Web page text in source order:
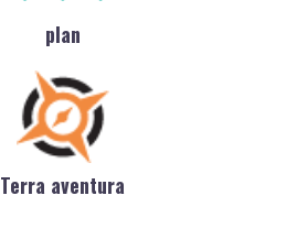
plan
Terra aventura